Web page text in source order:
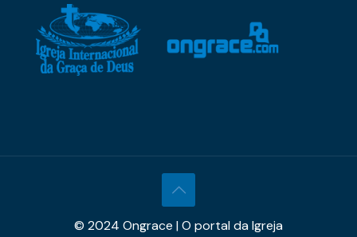
© 2024 Ongrace | O portal da Igreja